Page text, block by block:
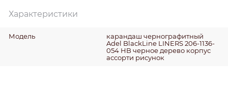
Характеристики
Модель
карандаш чернографитный
Adel BlackLine LINERS 206-1136-
054 HB черное дерево корпус
ассорти рисунок